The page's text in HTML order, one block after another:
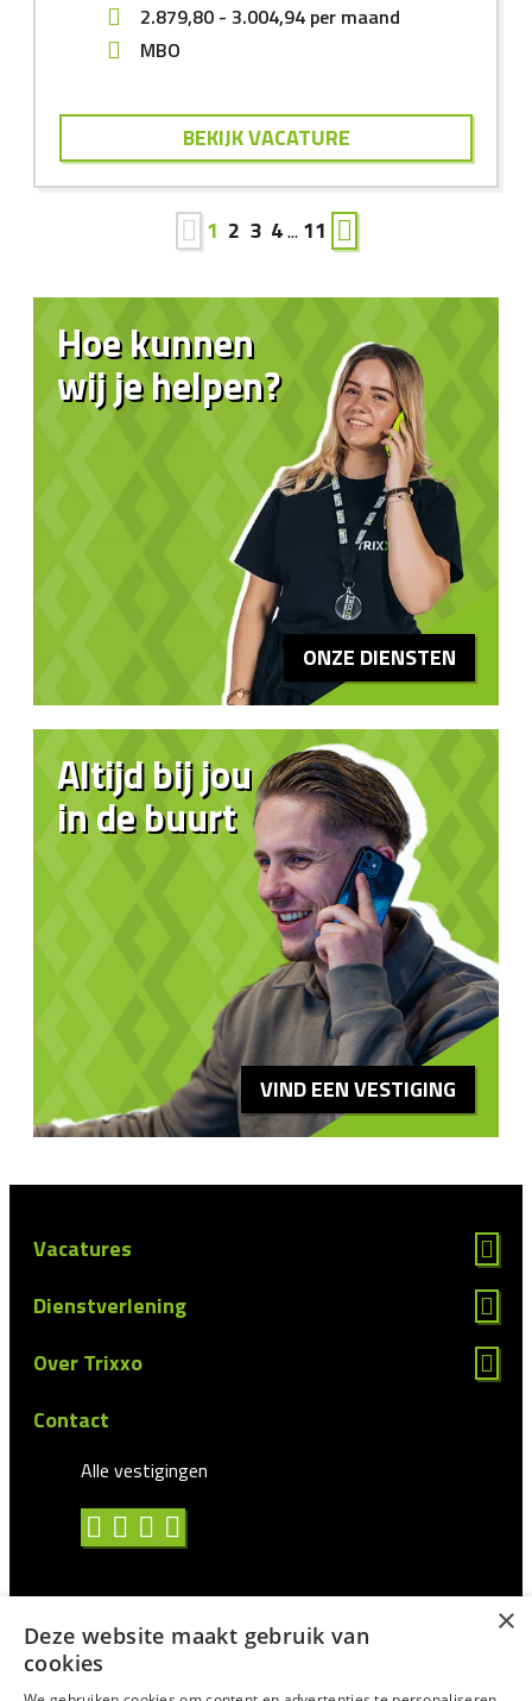
2.879,80 - 3.004,94 per maand
MBO
BEKIJK VACATURE
1 2 3 4... 11
Hoe kunnen
wij je helpen?
ONZE DIENSTEN
Altijd bij jou
in de buurt
VIND EEN VESTIGING
Vacatures
Dienstverlening
Over Trixxo
Contact
Alle vestigingen
Algemene voorwaarden
×
Deze website maakt gebruik van
cookies